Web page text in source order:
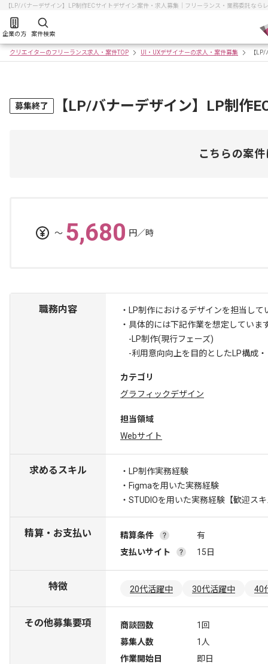
【LP/バナーデザイン】LP制作ECサイトデザイン案件・求人募集｜フリーランス・業務委託なら
企業の方 案件検索
クリエイターのフリーランス求人・案件TOP UI・UXデザイナーの求人・案件募集 【
募集終了 【LP/バナーデザイン】LP制作
こちらの案
〜 5,680 円／時
職務内容
・LP制作におけるデザインを担当して
・具体的には下記作業を想定していま
-LP制作(現行フェーズ)
-利用意向向上を目的としたLP構成
カテゴリ
グラフィックデザイン
担当領域
Webサイト
求めるスキル
・LP制作実務経験
・Figmaを用いた実務経験
・STUDIOを用いた実務経験 【歓迎ス
精算・お支払い 精算条件
有
支払いサイト
15日
特徴 20代活躍中 30代活躍中 40
その他募集要項 商談回数
1回
募集人数
1人
作業開始日
即日